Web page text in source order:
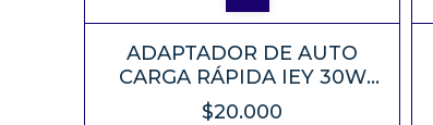
ADAPTADOR DE AUTO
CARGA RÁPIDA IEY 30W
USB-A Y USB-C
$20.000